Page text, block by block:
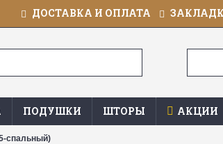
ДОСТАВКА И ОПЛАТА
ПОДУШКИ ШТОРЫ АКЦИИ
спальный)